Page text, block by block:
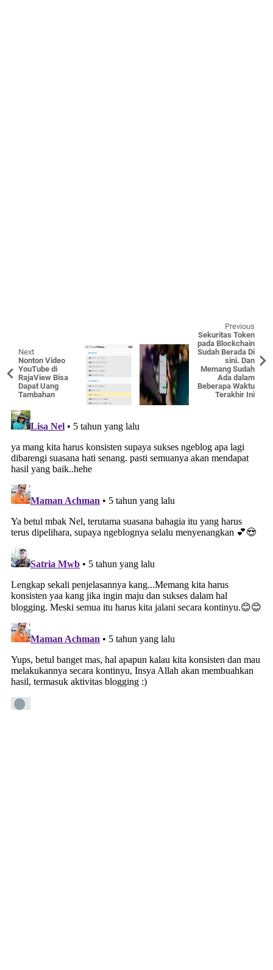
Next
Nonton Video
YouTube di
RajaView Bisa
Dapat Uang
Tambahan
Previous
Sekuritas Token
pada Blockchain
Sudah Berada Di
sini. Dan
Memang Sudah
Ada dalam
Beberapa Waktu
Terakhir Ini